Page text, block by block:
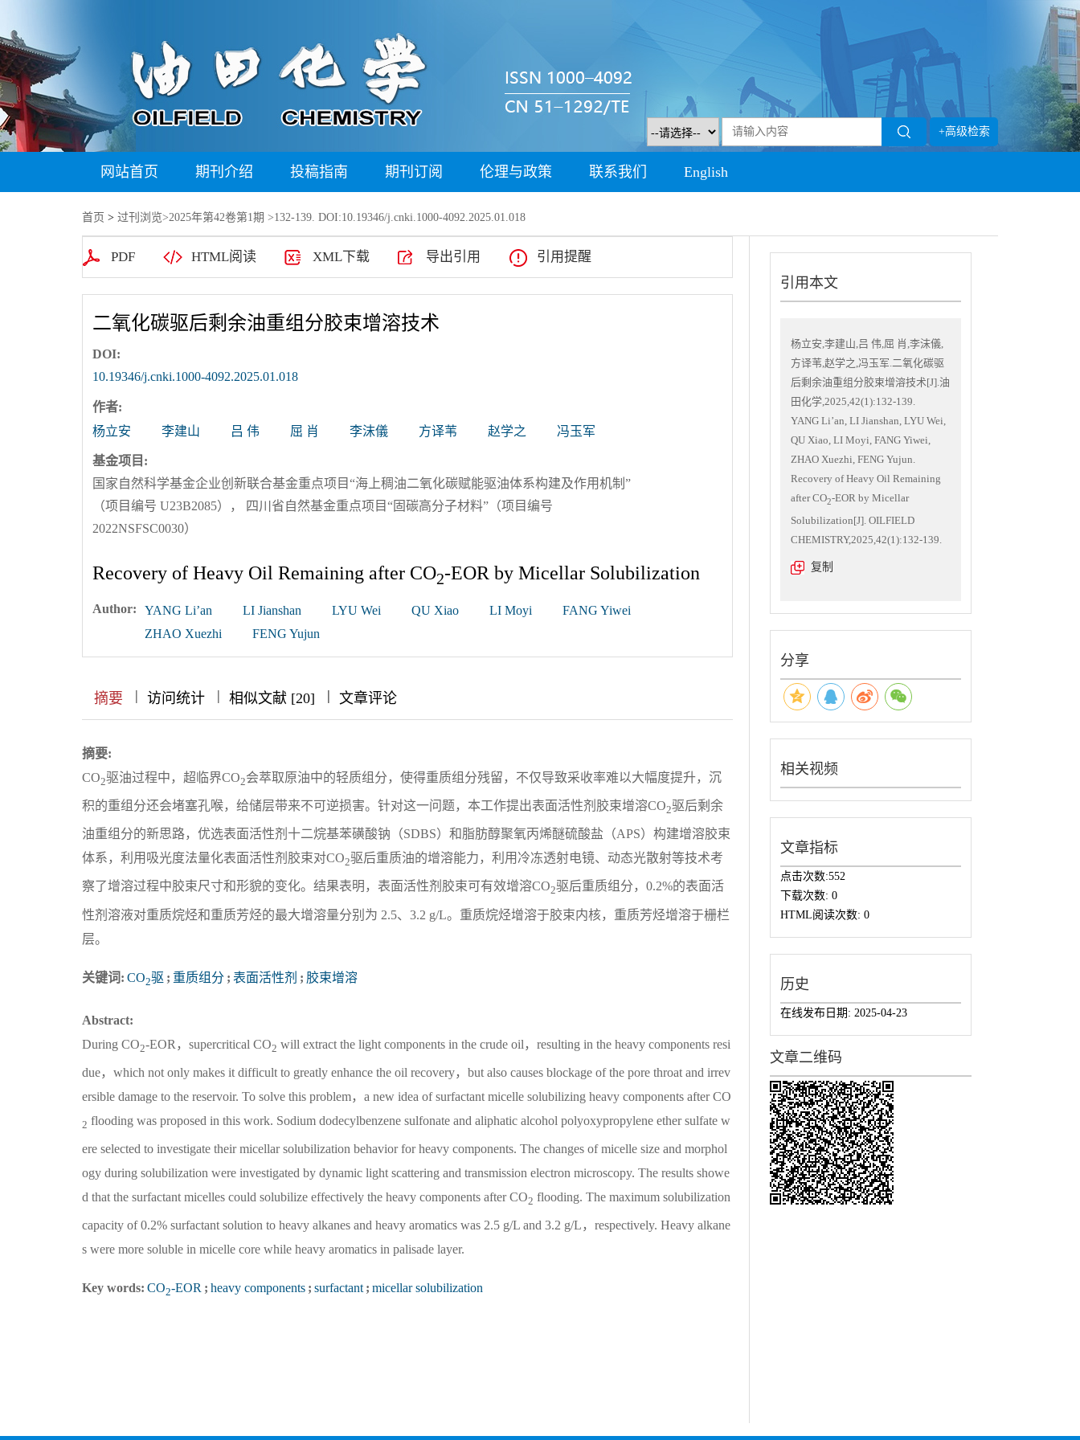
+高级检索
网站首页 期刊介绍 投稿指南 期刊订阅 伦理与政策 联系我们 English
首页 > 过刊浏览>2025年第42卷第1期 >132-139. DOI:10.19346/j.cnki.1000-4092.2025.01.018
PDF HTML阅读 XML下载 导出引用 引用提醒
二氧化碳驱后剩余油重组分胶束增溶技术
DOI:
10.19346/j.cnki.1000-4092.2025.01.018
作者:
杨立安
李建山 吕 伟 屈 肖 李沫儀 方译苇 赵学之 冯玉军
基金项目:
国家自然科学基金企业创新联合基金重点项目“海上稠油二氧化碳赋能驱油体系构建及作用机制”
（项目编号 U23B2085）， 四川省自然基金重点项目“固碳高分子材料”（项目编号
2022NSFSC0030）
Recovery of Heavy Oil Remaining after CO2-EOR by Micellar Solubilization
Author: YANG Li’an LI Jianshan LYU Wei QU Xiao LI Moyi
FANG Yiwei
ZHAO Xuezhi
FENG Yujun
摘要 || 访问统计 || 相似文献 [20] ||| 文章评论
摘要:
CO2驱油过程中，超临界CO2会萃取原油中的轻质组分，使得重质组分残留，不仅导致采收率难以大幅度提升，沉
积的重组分还会堵塞孔喉，给储层带来不可逆损害。针对这一问题，本工作提出表面活性剂胶束增溶CO2驱后剩余
油重组分的新思路，优选表面活性剂十二烷基苯磺酸钠（SDBS）和脂肪醇聚氧丙烯醚硫酸盐（APS）构建增溶胶束
体系，利用吸光度法量化表面活性剂胶束对CO2驱后重质油的增溶能力，利用冷冻透射电镜、动态光散射等技术考
察了增溶过程中胶束尺寸和形貌的变化。结果表明，表面活性剂胶束可有效增溶CO2驱后重质组分，0.2%的表面活
性剂溶液对重质烷烃和重质芳烃的最大增溶量分别为 2.5、3.2 g/L。重质烷烃增溶于胶束内核，重质芳烃增溶于栅栏
层。
关键词: CO2驱 ; 重质组分 ; 表面活性剂 ; 胶束增溶
Abstract:
During CO2-EOR，supercritical CO2 will extract the light components in the crude oil，resulting in the heavy components resi
due，which not only makes it difficult to greatly enhance the oil recovery，but also causes blockage of the pore throat and irrev
ersible damage to the reservoir. To solve this problem，a new idea of surfactant micelle solubilizing heavy components after CO
2 flooding was proposed in this work. Sodium dodecylbenzene sulfonate and aliphatic alcohol polyoxypropylene ether sulfate w
ere selected to investigate their micellar solubilization behavior for heavy components. The changes of micelle size and morphol
ogy during solubilization were investigated by dynamic light scattering and transmission electron microscopy. The results showe
d that the surfactant micelles could solubilize effectively the heavy components after CO2 flooding. The maximum solubilization
capacity of 0.2% surfactant solution to heavy alkanes and heavy aromatics was 2.5 g/L and 3.2 g/L，respectively. Heavy alkane
s were more soluble in micelle core while heavy aromatics in palisade layer.
Key words: CO2-EOR ; heavy components ; surfactant ; micellar solubilization
引用本文
杨立安,李建山,吕 伟,屈 肖,李沫儀,
方译苇,赵学之,冯玉军.二氧化碳驱
后剩余油重组分胶束增溶技术[J].油
田化学,2025,42(1):132-139.
YANG Li’an, LI Jianshan, LYU Wei,
QU Xiao, LI Moyi, FANG Yiwei,
ZHAO Xuezhi, FENG Yujun.
Recovery of Heavy Oil Remaining
after CO2-EOR by Micellar
Solubilization[J]. OILFIELD
CHEMISTRY,2025,42(1):132-139.
复制
分享
相关视频
文章指标
点击次数:552
下载次数: 0
HTML阅读次数: 0
历史
在线发布日期: 2025-04-23
文章二维码